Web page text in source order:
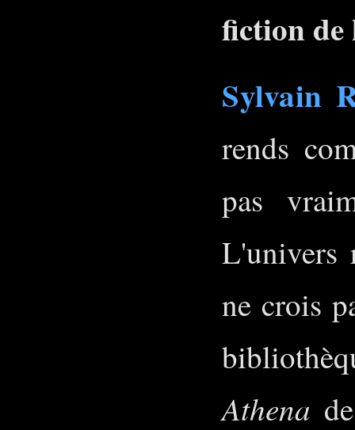
fiction de
Sylvain
rends
pas
L'univers
ne crois
Athena